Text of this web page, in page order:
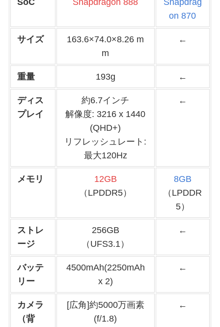
SoC Snapdragon 888
Snapdrag
on 870
サイズ
163.6×74.0×8.26 m
m
←
重量 193g ←
ディス
プレイ
約6.7インチ
解像度: 3216 x 1440
(QHD+)
リフレッシュレート:
最大120Hz
←
メモリ
12GB
（LPDDR5）
8GB
（LPDDR
5）
ストレ
ージ
256GB
（UFS3.1）
←
バッテ
リー
4500mAh(2250mAh
x 2)
←
カメラ
（背
[広角]約5000万画素
(f/1.8)
←